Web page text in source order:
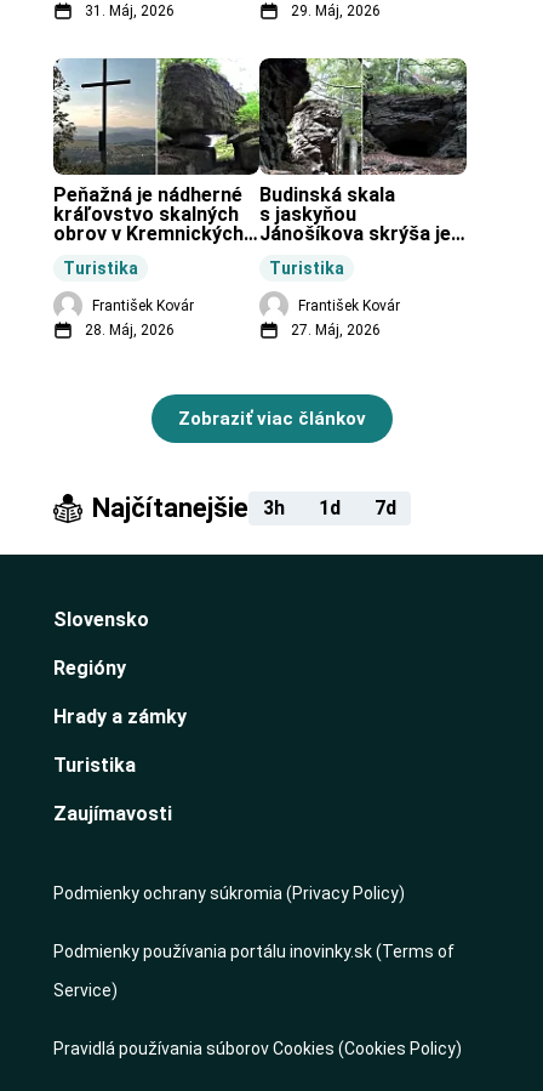
31. Máj, 2026
29. Máj, 2026
Turistika
Peňažná je nádherné
kráľovstvo skalných
obrov v Kremnických
František Kovár
28. Máj, 2026
Turistika
Budinská skala
s jaskyňou
Jánošíkova skrýša je
obci Budiná.
František Kovár
27. Máj, 2026
Zobraziť viac článkov
Najčítanejšie 3h 1d 7d
Slovensko
Regióny
Hrady a zámky
Turistika
Zaujímavosti
Podmienky ochrany súkromia (Privacy Policy)
Podmienky používania portálu inovinky.sk (Terms of
Service)
Pravidlá používania súborov Cookies (Cookies Policy)